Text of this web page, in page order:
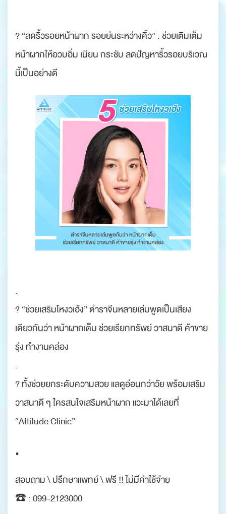
? “ลดริ้วรอยหน้าผาก รอยย่นระหว่างคิ้ว” : ช่วยเติมเต็ม
หน้าผากให้อวบอิ่ม เนียน กระชับ ลดปัญหาริ้วรอยบริเวณ
นี้เป็นอย่างดี
.
? “ช่วยเสริมโหงวเฮ้ง” ตำราจีนหลายเล่มพูดเป็นเสียง
เดียวกันว่า หน้าผากเต็ม ช่วยเรียกทรัพย์ วาสนาดี ค้าขาย
รุ่ง ทำงานคล่อง
.
? ทั้งช่วยยกระดับความสวย แลดูอ่อนกว่าวัย พร้อมเสริม
วาสนาดี ๆ ใครสนใจเสริมหน้าผาก แวะมาได้เลยที่
“Attitude Clinic”
.
สอบถาม \ ปรึกษาแพทย์ \ ฟรี !! ไม่มีค่าใช้จ่าย
☎️ : 099-2123000